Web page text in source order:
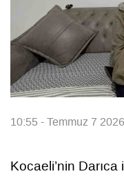
10:55 - Temmuz 7 2026
Kocaeli’nin